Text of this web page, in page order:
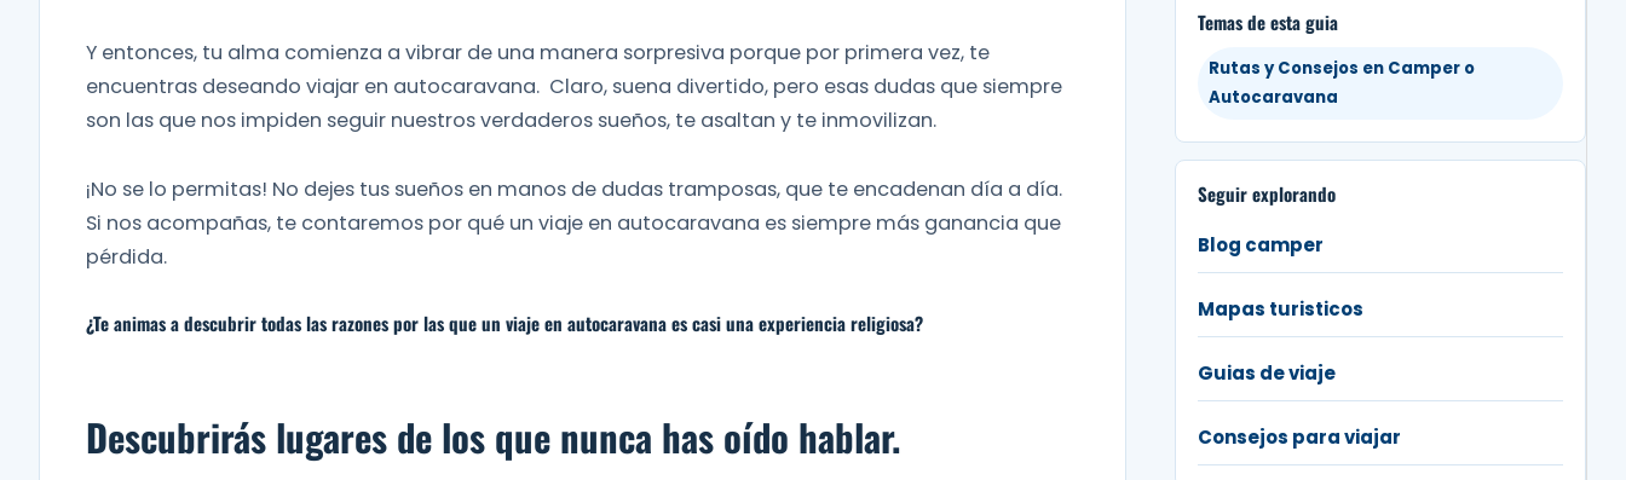
Y entonces, tu alma comienza a vibrar de una manera sorpresiva porque por primera vez, te
encuentras deseando viajar en autocaravana. Claro, suena divertido, pero esas dudas que siempre
son las que nos impiden seguir nuestros verdaderos sueños, te asaltan y te inmovilizan.
¡No se lo permitas! No dejes tus sueños en manos de dudas tramposas, que te encadenan día a día.
Si nos acompañas, te contaremos por qué un viaje en autocaravana es siempre más ganancia que
pérdida.
¿Te animas a descubrir todas las razones por las que un viaje en autocaravana es casi una experiencia religiosa?
Descubrirás lugares de los que nunca has oído hablar.
Temas de esta guia
Rutas y Consejos en Camper o
Autocaravana
Seguir explorando
Blog camper
Mapas turisticos
Guias de viaje
Consejos para viajar